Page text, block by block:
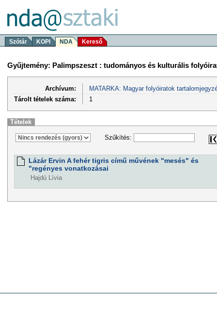
Szótár KOPI NDA Kereső
Gyűjtemény: Palimpszeszt : tudományos és kulturális
Archívum:
MATARKA: Magyar folyóiratok
Tárolt tételek száma:
1
Tételek
Szűkítés:
Lázár Ervin A fehér tigris című művének "mesés" és
"regényes vonatkozásai
Hajdú Lívia